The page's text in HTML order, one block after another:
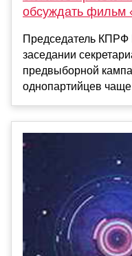
обсуждать фильм
Председатель КПРФ
заседании
предвыборной
однопартийцев чаще